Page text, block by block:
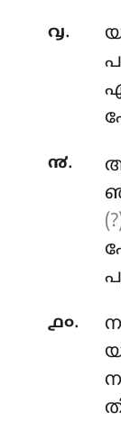
൮.
൯.
൧൦.